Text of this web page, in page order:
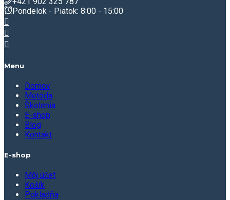
Pondelok - Piatok: 8:00 - 15:00
Menu
Domov
Metóda
Školenia
E-shop
Blog
Kontakt
E-shop
Môj účet
Košík
Pokladňa